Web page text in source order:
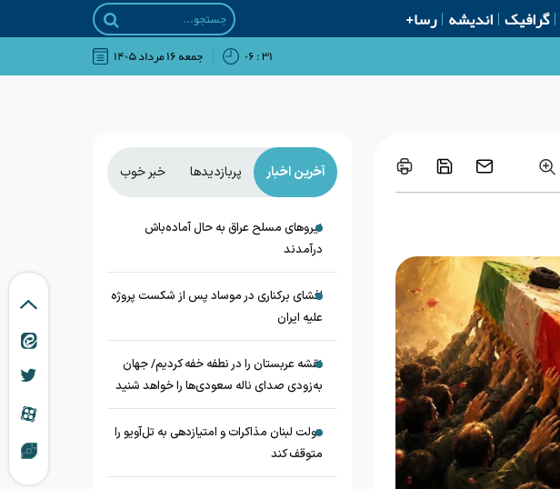
گرافیک اندیشه رسا+
۳۱ : ۰۶ جمعه ۱۶ مرداد ۱۴۰۵
آخرین اخبار پربازدیدها خبر خوب
نیروهای مسلح عراق به حال آماده‌باش
درآمدند
افشای برکناری در موساد پس از شکست پروژه
علیه ایران
نقشه عربستان را در نطفه خفه کردیم/ جهان
به‌زودی صدای ناله سعودی‌ها را خواهد شنید
دولت لبنان مذاکرات و امتیازدهی به تل‌آویو را
متوقف کند